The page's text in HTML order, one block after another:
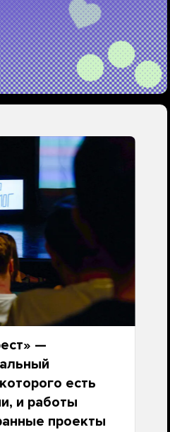
—
есть
и работы
проекты